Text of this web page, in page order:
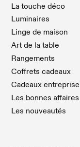
La touche déco
Luminaires
Linge de maison
Art de la table
Rangements
Coffrets cadeaux
Cadeaux entreprise
Les bonnes affaires
Les nouveautés